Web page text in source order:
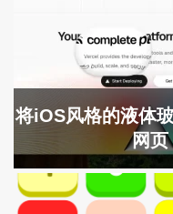
将iOS风格的液体
网页